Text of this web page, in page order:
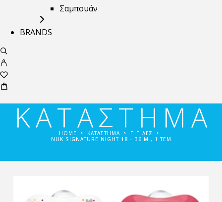
Σαμπουάν
BRANDS
ΚΑΤΑΣΤΗΜΑ
HOME ΚΑΤΑΣΤΗΜΑ
ΠΙΠΊΛΕΣ
ΝUK SIGNATURE NIGHT 18 – 36 M , 1 TEM